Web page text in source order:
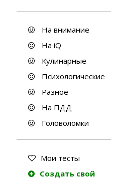
На внимание
На iQ
Кулинарные
Психологические
Разное
На ПДД
Головоломки
Мои тесты
Создать свой